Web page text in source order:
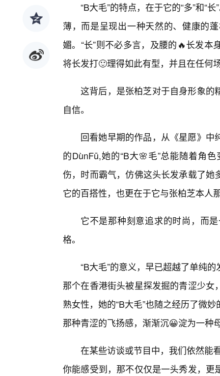
“B大毛”的特点，在于它的“多”和“
薄，而是呈现出一种天然的、健康的
媚。“长”则不必多言，及腰的🔥长发
将长发打🙂理得如此有型，并且在任何
这背后，是张柏芝对于自身形象的
自信。
回看她早期的作品，从《星愿》
的DùnFū,她的“B大🌸毛”总能随着角
伤，时而霸气，仿佛这头长发承载了
它的百搭性，也更在于它与张柏芝本人
它不是那种刻意追求的时尚，而
格。
“B大毛”的意义，早已超越了单纯
那个在香港街头被星探发掘的青涩少
熟女性，她的“B大毛”也随之经历了微
那种青涩的飞扬感，渐渐沉😀淀为一种
在某些访谈或节目中，我们依然能
你能感受到，那不仅仅是一头秀发，